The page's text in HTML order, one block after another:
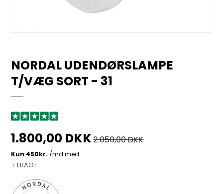
NORDAL UDENDØRSLAMPE
T/VÆG SORT - 31
1.800,00 DKK2.050,00 DKK
+ FRAGT.